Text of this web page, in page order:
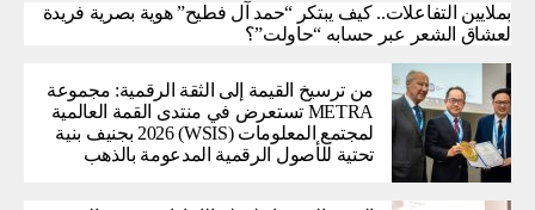
بملايين التفاعلات.. كيف يبتكر “حمد آل فطيح” هوية بصرية فريدة
لعشاق الشعر عبر حسابه “حاولت”؟
من ترسيخ القيمة إلى الثقة الرقمية: مجموعة
METRA تستعرض في منتدى القمة العالمية
لمجتمع المعلومات (WSIS) 2026 بجنيف بنية
تحتية للأصول الرقمية المدعومة بالذهب